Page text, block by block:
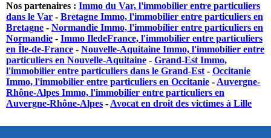
Nos partenaires : Immo du Var, l'immobilier entre particuliers
dans le Var - Bretagne Immo, l'immobilier entre particuliers en
Bretagne - Normandie Immo, l'immobilier entre particuliers en
Normandie - Immo IledeFrance, l'immobilier entre particuliers
en Île-de-France - Nouvelle-Aquitaine Immo, l'immobilier entre
particuliers en Nouvelle-Aquitaine - Grand-Est Immo,
l'immobilier entre particuliers dans le Grand-Est - Occitanie
Immo, l'immobilier entre particuliers en Occitanie - Auvergne-
Rhône-Alpes Immo, l'immobilier entre particuliers en
Auvergne-Rhône-Alpes - Avocat en droit des victimes à Lille